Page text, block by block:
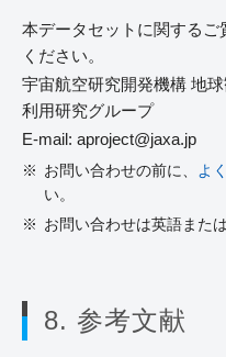
本データセットに関する
ください。
宇宙航空研究開発機構 地
利用研究グループ
E-mail: aproject
jaxa.jp
お問い合わせの前に、 よ
い。
お問い合わせは英語また
8. 参考文献